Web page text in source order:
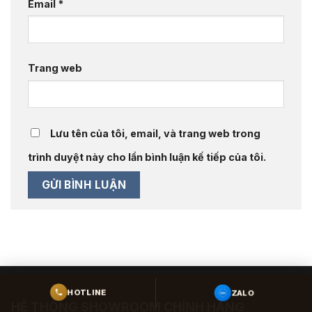
Email *
Trang web
Lưu tên của tôi, email, và trang web trong
trình duyệt này cho lần bình luận kế tiếp của tôi.
HỆ THỐNG SHOWROOM CHÍNH HÃNG
HOTLINE ZALO